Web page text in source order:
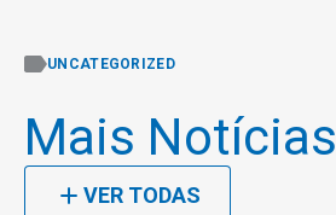
UNCATEGORIZED
Mais Notícias
VER TODAS